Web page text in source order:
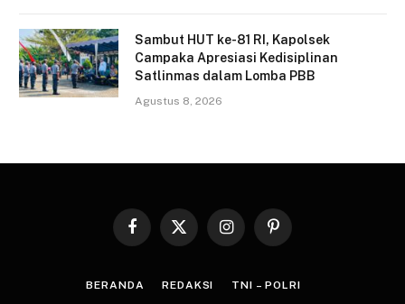
Sambut HUT ke-81 RI, Kapolsek
Campaka Apresiasi Kedisiplinan
Satlinmas dalam Lomba PBB
Agustus 8, 2026
Facebook
X
InstagramPinterest
BERANDA REDAKSI TNI – POLRI